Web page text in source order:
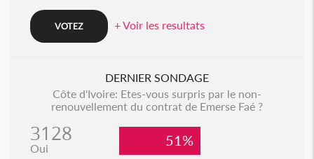
+ Voir les resultats
DERNIER SONDAGE
Côte d'Ivoire: Etes-vous surpris par le non-
renouvellement du contrat de Emerse Faé ?
3128
Oui 51%